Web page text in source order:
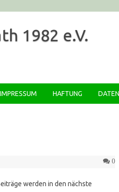
1982 e.V.
IMPRESSUM HAFTUNG
0
werden in den nächste